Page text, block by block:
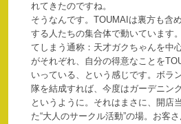
れてきたのですね。
そうなんです。TOUMAIは裏方も含
する人たちの集合体で動いています
てしまう通称：天才ガクちゃんを中
がそれぞれ、自分の得意なことを
いっている、という感じです。ボラ
隊を結成すれば、今度はガーデニン
というように。それはまさに、開店
た“大人のサークル活動”の場。お客